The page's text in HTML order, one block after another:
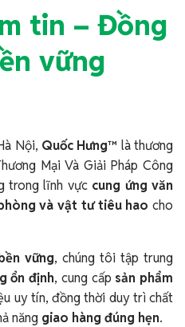
tin – Đồng
vững
Nội, Quốc Hưng™ là thương
Mại Và Giải Pháp Công
trong lĩnh vực cung ứng văn
và vật tư tiêu hao cho
vững, chúng tôi tập trung
ổn định, cung cấp sản phẩm
uy tín, đồng thời duy trì chất
năng giao hàng đúng hẹn.